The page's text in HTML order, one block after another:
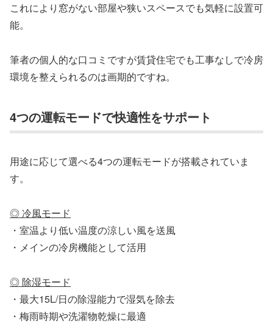
これにより窓がない部屋や狭いスペースでも気軽に設置可
能。
筆者の個人的な口コミですが賃貸住宅でも工事なしで冷房
環境を整えられるのは画期的ですね。
4つの運転モードで快適性をサポート
用途に応じて選べる4つの運転モードが搭載されていま
す。
◎ 冷風モード
・室温より低い温度の涼しい風を送風
・メインの冷房機能として活用
◎ 除湿モード
・最大15L/日の除湿能力で湿気を除去
・梅雨時期や洗濯物乾燥に最適